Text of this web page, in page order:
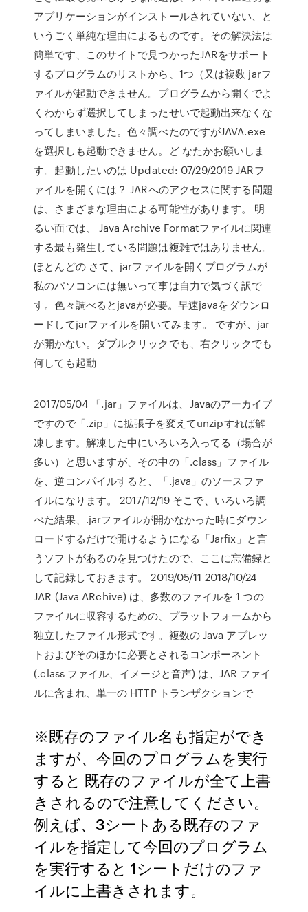
アプリケーションがインストールされていない、と
いうごく単純な理由によるものです。その解決法は
簡単です、このサイトで見つかったJARをサポート
するプログラムのリストから、1つ（又は複数 jarフ
ァイルが起動できません。プログラムから開くでよ
くわからず選択してしまったせいで起動出来なくな
ってしまいました。色々調べたのですがJAVA.exe
を選択しも起動できません。ど なたかお願いしま
す。起動したいのは Updated: 07/29/2019 JARフ
ァイルを開くには？ JARへのアクセスに関する問題
は、さまざまな理由による可能性があります。 明
るい面では、 Java Archive Formatファイルに関連
する最も発生している問題は複雑ではありません。
ほとんどの さて、jarファイルを開くプログラムが
私のパソコンには無いって事は自力で気づく訳で
す。色々調べるとjavaが必要。早速javaをダウンロ
ードしてjarファイルを開いてみます。 ですが、jar
が開かない。ダブルクリックでも、右クリックでも
何しても起動
2017/05/04 「.jar」ファイルは、Javaのアーカイブ
ですので「.zip」に拡張子を変えてunzipすれば解
凍します。解凍した中にいろいろ入ってる（場合が
多い）と思いますが、その中の「.class」ファイル
を、逆コンパイルすると、「.java」のソースファ
イルになります。 2017/12/19 そこで、いろいろ調
べた結果、.jarファイルが開かなかった時にダウン
ロードするだけで開けるようになる「Jarfix」と言
うソフトがあるのを見つけたので、ここに忘備録と
して記録しておきます。 2019/05/11 2018/10/24
JAR (Java ARchive) は、多数のファイルを 1 つの
ファイルに収容するための、プラットフォームから
独立したファイル形式です。複数の Java アプレッ
トおよびそのほかに必要とされるコンポーネント
(.class ファイル、イメージと音声) は、JAR ファイ
ルに含まれ、単一の HTTP トランザクションで
※既存のファイル名も指定ができ
ますが、今回のプログラムを実行
すると 既存のファイルが全て上書
きされるので注意してください。
例えば、3シートある既存のファ
イルを指定して今回のプログラム
を実行すると 1シートだけのファ
イルに上書きされます。